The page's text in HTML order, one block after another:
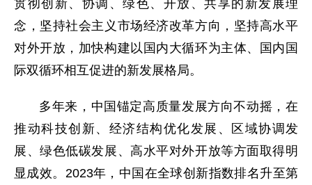
贯彻创新、协调、绿色、开放、共享的新发展理
念，坚持社会主义市场经济改革方向，坚持高水平
对外开放，加快构建以国内大循环为主体、国内国
际双循环相互促进的新发展格局。
多年来，中国锚定高质量发展方向不动摇，在
推动科技创新、经济结构优化发展、区域协调发
展、绿色低碳发展、高水平对外开放等方面取得明
显成效。2023年，中国在全球创新指数排名升至第